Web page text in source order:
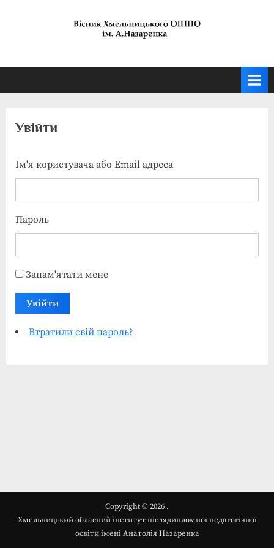
Увійти
Ім'я користувача або Email адреса
Пароль
Запам'ятати мене
Увійти
Втратили свій пароль?
Copyright © 2026 .
Хмельницький обласний інститут післядипломної педагогічної
освіти імені Анатолія Назаренка